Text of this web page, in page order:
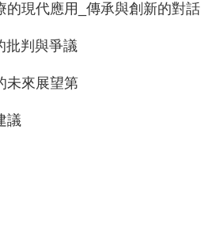
的現代應用_傳承與創新的對話
批判與爭議
未來展望第
議